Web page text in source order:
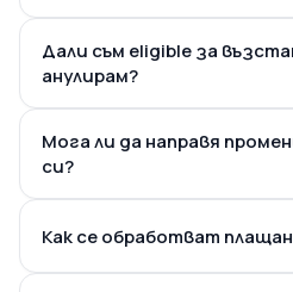
Дали съм eligible за
анулирам?
Мога ли да направя
си?
Как се обработват